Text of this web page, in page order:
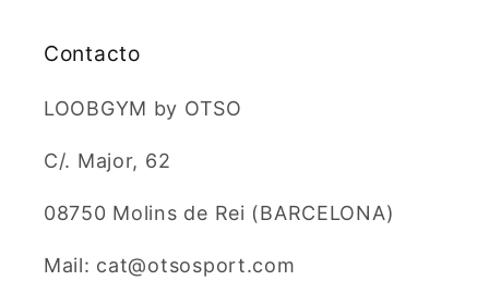
Contacto
LOOBGYM by OTSO
C/. Major, 62
08750 Molins de Rei (BARCELONA)
Mail: cat@otsosport.com